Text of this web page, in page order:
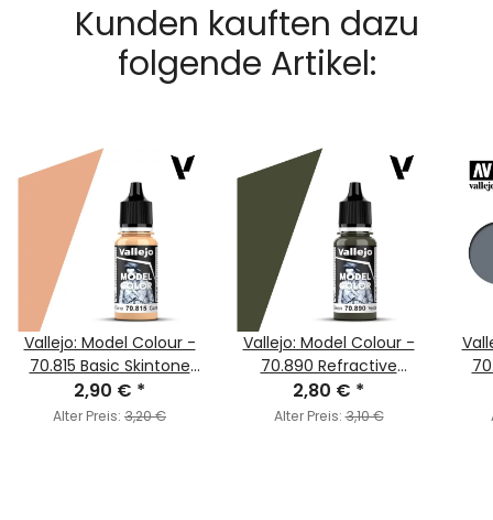
Kunden kauften dazu
folgende Artikel:
Vallejo: Model Colour -
70.815 Basic Skintone
(MC017)
2,90 € *
Alter Preis: 3,20 €
Vallejo: Model Colour -
70.890 Refractive
Green (MC090)
2,80 € *
Alter Preis:3,10 €